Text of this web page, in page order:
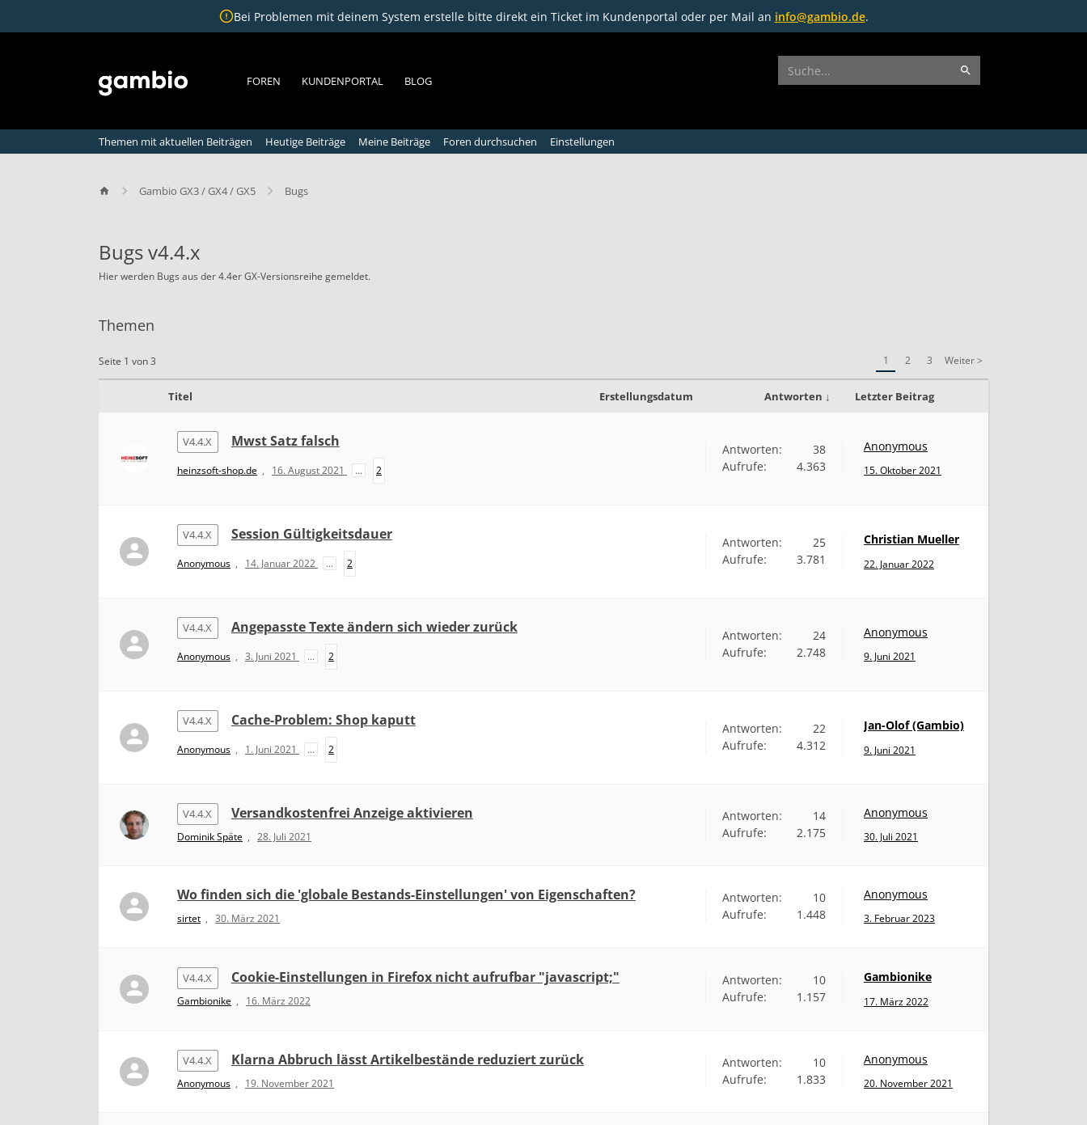
Bei Problemen mit deinem System erstelle bitte direkt ein Ticket im Kundenportal oder per Mail an info@gambio.de.
FOREN
Themen mit aktuellen Beiträgen Heutige Beiträge Meine Beiträge Foren durchsuchen Einstellungen
KUNDENPORTAL BLOG
Gambio GX3 / GX4 / GX5 Bugs
Bugs v4.4.x
Hier werden Bugs aus der 4.4er GX-Versionsreihe gemeldet.
u
g
v
.
Themen
Seite 1 von 3 1 2 3 Weiter >
Titel Erstellungsdatum Antworten ↓ Letzter Beitrag
V4.4.X Mwst Satz falsch
heinzsoft-shop.de , 16. August 2021 ... 2
Antworten:
38
Aufrufe:
4.363
Anonymous
15. Oktober 2021
V4.4.X Session Gültigkeitsdauer
Anonymous , 14. Januar 2022 ... 2
Antworten:
25
Aufrufe:
3.781
Christian Mueller
22. Januar 2022
V4.4.X Angepasste Texte ändern sich wieder zurück
Anonymous , 3. Juni 2021 ... 2
Antworten:
24
Aufrufe:
2.748
Anonymous
9. Juni 2021
V4.4.X Cache-Problem: Shop kaputt
Anonymous , 1. Juni 2021 ... 2
Antworten:
22
Aufrufe:
4.312
Jan-Olof (Gambio)
9. Juni 2021
V4.4.X Versandkostenfrei Anzeige aktivieren
Dominik Späte , 28. Juli 2021
Antworten:
14
Aufrufe:
2.175
Anonymous
30. Juli 2021
Wo finden sich die 'globale Bestands-Einstellungen' von Eigenschaften?
sirtet , 30. März 2021
Antworten:
10
Aufrufe:
1.448
Anonymous
3. Februar 2023
V4.4.X Cookie-Einstellungen in Firefox nicht aufrufbar "javascript;"
Gambionike , 16. März 2022
Antworten:
10
Aufrufe:
1.157
Gambionike
17. März 2022
V4.4.X Klarna Abbruch lässt Artikelbestände reduziert zurück
Anonymous , 19. November 2021
Antworten:
10
Aufrufe:
1.833
Anonymous
20. November 2021